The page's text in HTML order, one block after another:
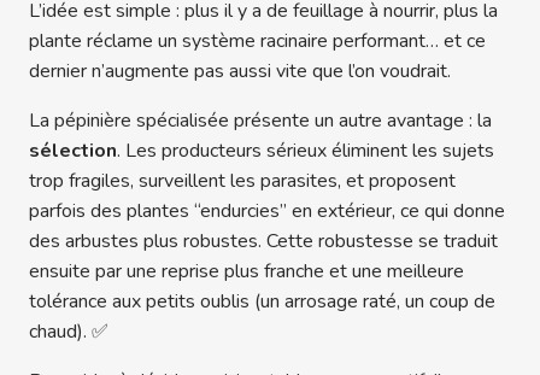
L’idée est simple : plus il y a de feuillage à nourrir, plus la
plante réclame un système racinaire performant… et ce
dernier n’augmente pas aussi vite que l’on voudrait.
La pépinière spécialisée présente un autre avantage : la
sélection. Les producteurs sérieux éliminent les sujets
trop fragiles, surveillent les parasites, et proposent
parfois des plantes “endurcies” en extérieur, ce qui donne
des arbustes plus robustes. Cette robustesse se traduit
ensuite par une reprise plus franche et une meilleure
tolérance aux petits oublis (un arrosage raté, un coup de
chaud). ✅